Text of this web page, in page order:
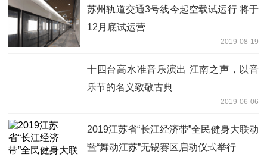
苏州轨道交通3号线今起空载试运行 将于
12月底试运营
2019-08-19
十四台高水准音乐演出 江南之声，以音
乐节的名义致敬古典
2019-06-06
2019江苏省“长江经济带”全民健身大联动
暨“舞动江苏”无锡赛区启动仪式举行